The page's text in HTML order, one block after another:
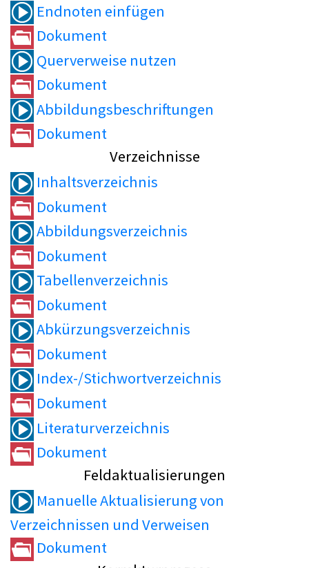
Endnoten einfügen
Dokument
Querverweise nutzen
Dokument
Abbildungsbeschriftungen
Dokument
Verzeichnisse
Inhaltsverzeichnis
Dokument
Abbildungsverzeichnis
Dokument
Tabellenverzeichnis
Dokument
Abkürzungsverzeichnis
Dokument
Index-/Stichwortverzeichnis
Dokument
Literaturverzeichnis
Dokument
Feldaktualisierungen
Manuelle Aktualisierung von
Verzeichnissen und Verweisen
Dokument